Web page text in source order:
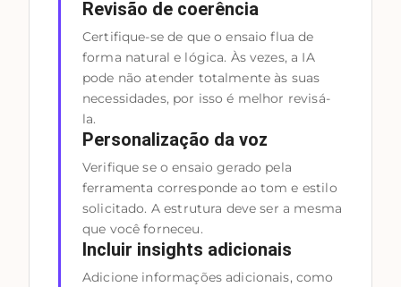
Revisão de coerência
Certifique-se de que o ensaio flua de
forma natural e lógica. Às vezes, a IA
pode não atender totalmente às suas
necessidades, por isso é melhor revisá-
la.
Personalização da voz
Verifique se o ensaio gerado pela
ferramenta corresponde ao tom e estilo
solicitado. A estrutura deve ser a mesma
que você forneceu.
Incluir insights adicionais
Adicione informações adicionais, como